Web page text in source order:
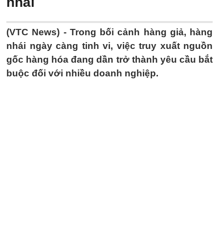
(VTC News) - Trong bối cảnh hàng giả, hàng
nhái ngày càng tinh vi, việc truy xuất nguồn
gốc hàng hóa đang dần trở thành yêu cầu bắt
buộc đối với nhiều doanh nghiệp.